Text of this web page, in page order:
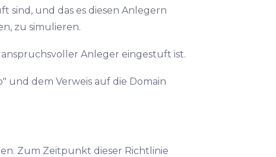
sind, und das es diesen Anlegern
zu simulieren.
Anleger eingestuft ist.
und dem Verweis auf die Domain
Zum Zeitpunkt dieser Richtlinie